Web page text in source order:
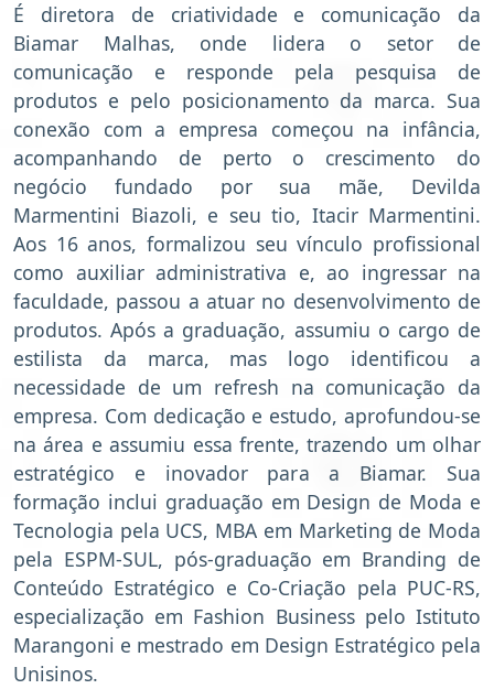
É diretora de criatividade e comunicação da
Biamar Malhas, onde lidera o setor de
comunicação e responde pela pesquisa de
produtos e pelo posicionamento da marca. Sua
conexão com a empresa começou na infância,
acompanhando de perto o crescimento do
negócio fundado por sua mãe, Devilda
Marmentini Biazoli, e seu tio, Itacir Marmentini.
Aos 16 anos, formalizou seu vínculo profissional
como auxiliar administrativa e, ao ingressar na
faculdade, passou a atuar no desenvolvimento de
produtos. Após a graduação, assumiu o cargo de
estilista da marca, mas logo identificou a
necessidade de um refresh na comunicação da
empresa. Com dedicação e estudo, aprofundou-se
na área e assumiu essa frente, trazendo um olhar
estratégico e inovador para a Biamar. Sua
formação inclui graduação em Design de Moda e
Tecnologia pela UCS, MBA em Marketing de Moda
pela ESPM-SUL, pós-graduação em Branding de
Conteúdo Estratégico e Co-Criação pela PUC-RS,
especialização em Fashion Business pelo Istituto
Marangoni e mestrado em Design Estratégico pela
Unisinos.